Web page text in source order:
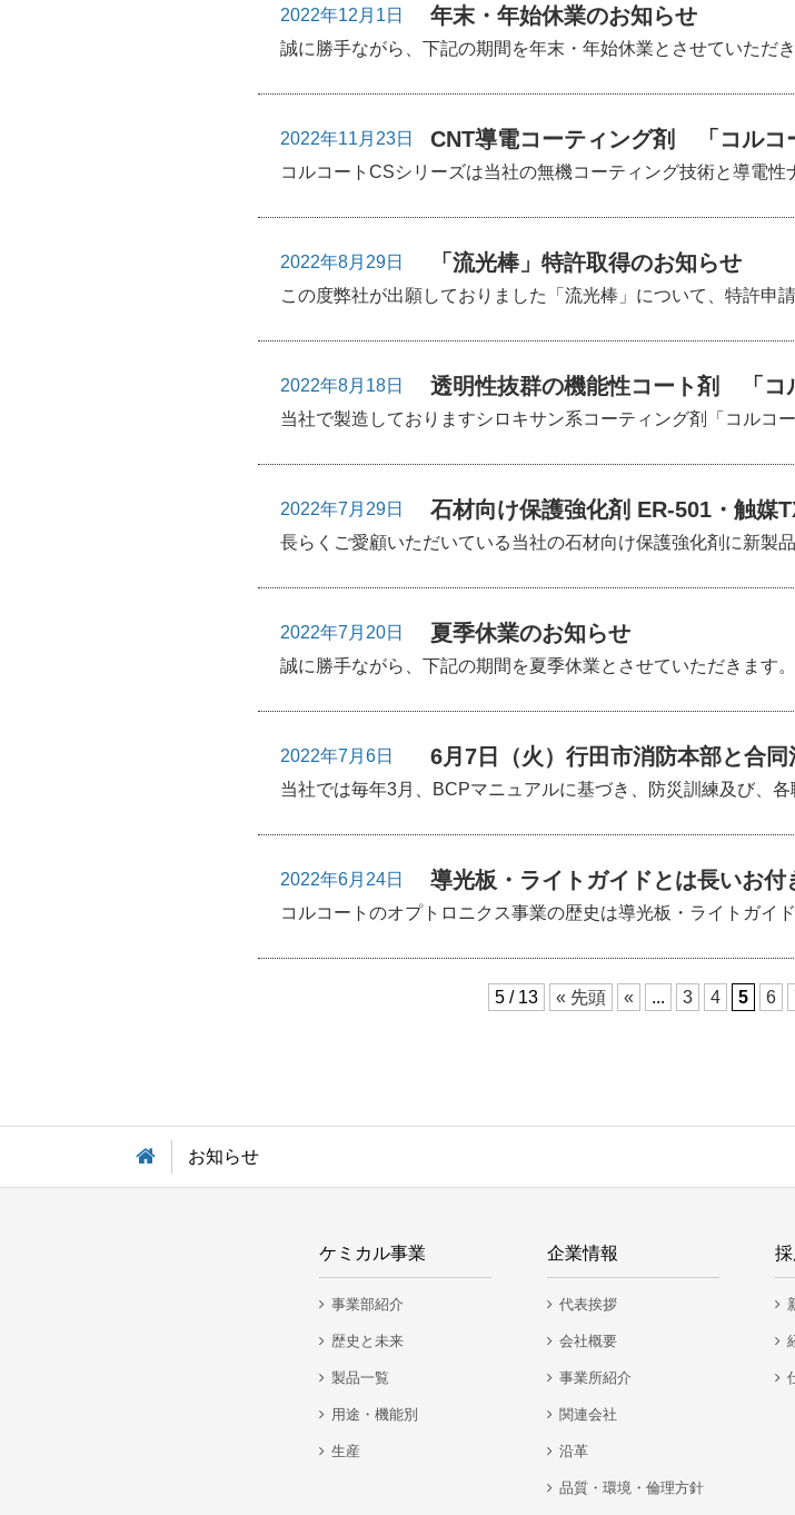
2022年12月1日 年末・年始休業のお知らせ
誠に勝手ながら、下記の期間を年末・年始休業とさせていただ
2022年11月23日 CNT導電コーティング剤 「コルコ
コルコートCSシリーズは当社の無機コーティング技術と導電
2022年8月29日 「流光棒」特許取得のお知らせ
この度弊社が出願しておりました「流光棒」について、特許申
2022年8月18日 透明性抜群の機能性コート剤 「コ
当社で製造しておりますシロキサン系コーティング剤「コルコ
2022年7月29日 石材向け保護強化剤 ER-501・触
長らくご愛顧いただいている当社の石材向け保護強化剤に新製
2022年7月20日 夏季休業のお知らせ
誠に勝手ながら、下記の期間を夏季休業とさせていただきます
2022年7月6日 6月7日（火）行田市消防本部と合
当社では毎年3月、BCPマニュアルに基づき、防災訓練及び、
2022年6月24日 導光板・ライトガイドとは長いお付
コルコートのオプトロニクス事業の歴史は導光板・ライトガイ
5 / 13 « 先頭 « ... 3 4 5 6
お知らせ
ケミカル事業
事業部紹介
歴史と未来
製品一覧
用途・機能別
生産
企業情報
代表挨拶
会社概要
事業所紹介
関連会社
沿革
品質・環境・倫理方針